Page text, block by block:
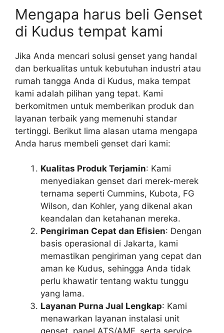
Mengapa harus beli Genset
di Kudus tempat kami
Jika Anda mencari solusi genset yang handal
dan berkualitas untuk kebutuhan industri atau
rumah tangga Anda di Kudus, maka tempat
kami adalah pilihan yang tepat. Kami
berkomitmen untuk memberikan produk dan
layanan terbaik yang memenuhi standar
tertinggi. Berikut lima alasan utama mengapa
Anda harus membeli genset dari kami:
Kualitas Produk Terjamin: Kami
menyediakan genset dari merek-merek
ternama seperti Cummins, Kubota, FG
Wilson, dan Kohler, yang dikenal akan
keandalan dan ketahanan mereka.
Pengiriman Cepat dan Efisien: Dengan
basis operasional di Jakarta, kami
memastikan pengiriman yang cepat dan
aman ke Kudus, sehingga Anda tidak
perlu khawatir tentang waktu tunggu
yang lama.
Layanan Purna Jual Lengkap: Kami
menawarkan layanan instalasi unit